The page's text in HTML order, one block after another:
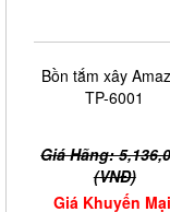
Bồn tắm xây
TP-6001
Giá Hãng:
(VNĐ)
Giá Khuyến